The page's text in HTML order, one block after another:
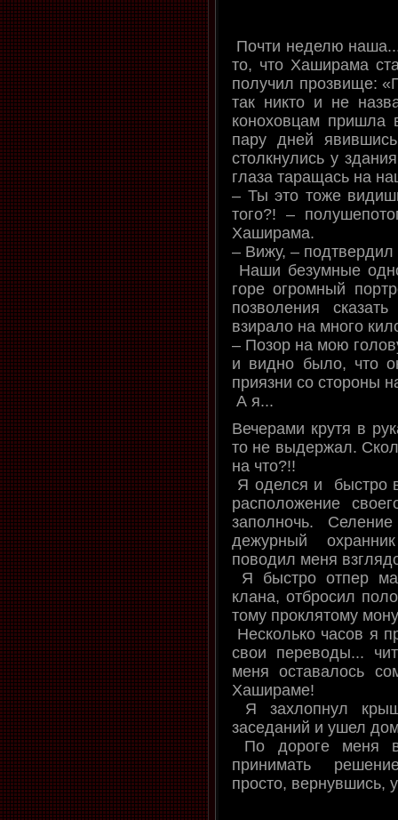
Почти неделю
то, что Хаширама
получил прозвище:
так никто и не
коноховцам пришла
пару дней
столкнулись у
глаза таращась на
– Ты это тоже
того?! –
Хаширама.
– Вижу, – подтвердил
Наши безумные
горе огромный
позволения
взирало на много
– Позор на мою
и видно было, что
приязни со стороны
А я...
Вечерами крутя в
то не выдержал.
на что?!!
Я оделся и быстро
расположение
заполночь.
дежурный
поводил меня
Я быстро отпер
клана, отбросил
тому проклятому
Несколько часов я
свои переводы...
меня оставалось
Хашираме!
Я захлопнул
заседаний и ушел
По дороге меня
принимать
просто, вернувшись,